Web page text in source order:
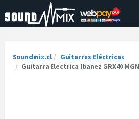
Soundmix.cl
Guitarras Eléctricas
Guitarra Electrica Ibanez GRX40 MGN